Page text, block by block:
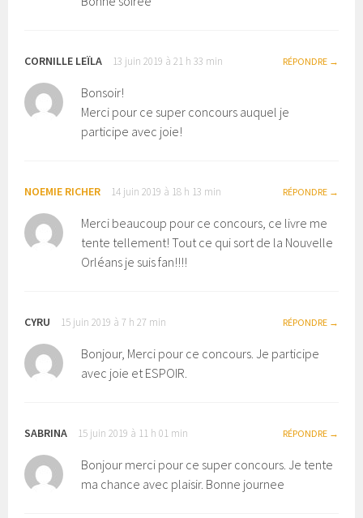
CORNILLE LEÏLA 13 juin 2019 à 21 h 33 min RÉPONDRE
Bonsoir!
Merci pour ce super concours auquel je
participe avec joie!
NOEMIE RICHER 14 juin 2019 à 18 h 13 min RÉPONDRE
Merci beaucoup pour ce concours, ce livre me
tente tellement! Tout ce qui sort de la Nouvelle
Orléans je suis fan!!!!
CYRU 15 juin 2019 à 7 h 27 min RÉPONDRE
Bonjour, Merci pour ce concours. Je participe
avec joie et ESPOIR.
SABRINA 15 juin 2019 à 11 h 01 min RÉPONDRE
Bonjour merci pour ce super concours. Je tente
ma chance avec plaisir. Bonne journee